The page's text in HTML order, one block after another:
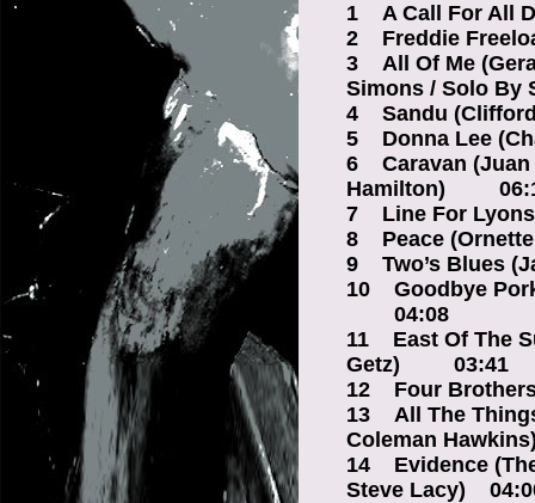
1 A Call For All
2 Freddie
3 All Of Me
Simons / Solo
4 Sandu
5 Donna Lee
6 Caravan (Juan
Hamilton)
7 Line For
8 Peace
9 Two’s Blues
10 Goodbye
04:08
11 East Of The
Getz) 03:41
12 Four
13 All The
Coleman
14 Evidence
Steve Lacy)